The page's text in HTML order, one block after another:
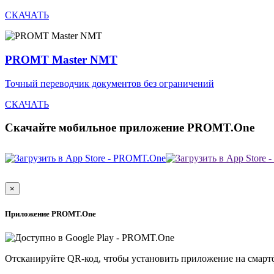
СКАЧАТЬ
PROMT Master NMT
Точный переводчик документов без ограничений
СКАЧАТЬ
Скачайте мобильное приложение PROMT.One
×
Приложение PROMT.One
Отсканируйте QR-код, чтобы установить приложение на